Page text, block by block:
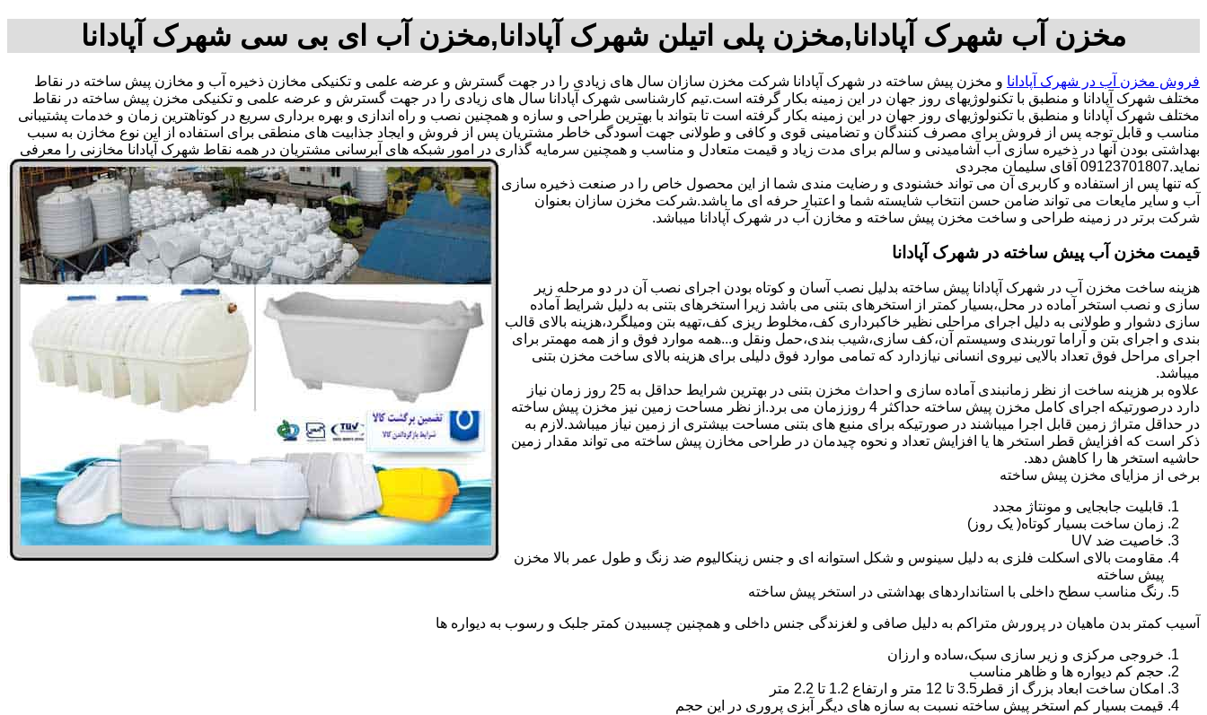
مخزن آب شهرک آپادانا,مخزن پلی اتیلن شهرک آپادانا,مخزن آب ای بی سی شهرک آپادانا
فروش مخزن آب در شهرک آپادانا و مخزن پیش ساخته در شهرک آپادانا شرکت مخزن سازان سال های زیادی را در جهت گسترش و عرضه علمی و تکنیکی مخازن ذخیره آب و مخازن پیش ساخته در نقاط
مختلف شهرک آپادانا و منطبق با تکنولوژیهای روز جهان در این زمینه بکار گرفته است.تیم کارشناسی شهرک آپادانا سال های زیادی را در جهت گسترش و عرضه علمی و تکنیکی مخزن پیش ساخته در نقاط
مختلف شهرک آپادانا و منطبق با تکنولوژیهای روز جهان در این زمینه بکار گرفته است تا بتواند با بهترین طراحی و سازه و همچنین نصب و راه اندازی و بهره برداری سریع در کوتاهترین زمان و خدمات پشتیبانی
مناسب و قابل توجه پس از فروش برای مصرف کنندگان و تضامینی قوی و کافی و طولانی جهت آسودگی خاطر مشتریان پس از فروش و ایجاد جذابیت های منطقی برای استفاده از این نوع مخازن به سبب
بهداشتی بودن آنها در ذخیره سازی آب آشامیدنی و سالم برای مدت زیاد و قیمت متعادل و مناسب و همچنین سرمایه گذاری در امور شبکه های آبرسانی مشتریان در همه نقاط شهرک آپادانا مخازنی را معرفی
نماید.09123701807 آقای سلیمان مجردی
که تنها پس از استفاده و کاربری آن می تواند خشنودی و رضایت مندی شما از این محصول خاص را در صنعت ذخیره سازی
آب و سایر مایعات می تواند ضامن حسن انتخاب شایسته شما و اعتبار حرفه ای ما باشد.شرکت مخزن سازان بعنوان
شرکت برتر در زمینه طراحی و ساخت مخزن پیش ساخته و مخازن آب در شهرک آپادانا میباشد.
قیمت مخزن آب پیش ساخته در شهرک آپادانا
هزینه ساخت مخزن آب در شهرک آپادانا پیش ساخته بدلیل نصب آسان و کوتاه بودن اجرای نصب آن در دو مرحله زیر
سازی و نصب استخر آماده در محل،بسیار کمتر از استخرهای بتنی می باشد زیرا استخرهای بتنی به دلیل شرایط آماده
سازی دشوار و طولانی به دلیل اجرای مراحلی نظیر خاکبرداری کف،مخلوط ریزی کف،تهیه بتن ومیلگرد،هزینه بالای قالب
بندی و اجرای بتن و آراما توربندی وسیستم آن،کف سازی،شیب بندی،حمل ونقل و...همه موارد فوق و از همه مهمتر برای
اجرای مراحل فوق تعداد بالایی نیروی انسانی نیازدارد که تمامی موارد فوق دلیلی برای هزینه بالای ساخت مخزن بتنی
میباشد.
علاوه بر هزینه ساخت از نظر زمانبندی آماده سازی و احداث مخزن بتنی در بهترین شرایط حداقل به 25 روز زمان نیاز
دارد درصورتیکه اجرای کامل مخزن پیش ساخته حداکثر 4 روززمان می برد.از نظر مساحت زمین نیز مخزن پیش ساخته
در حداقل متراژ زمین قابل اجرا میباشند در صورتیکه برای منبع های بتنی مساحت بیشتری از زمین نیاز میباشد.لازم به
ذکر است که افزایش قطر استخر ها یا افزایش تعداد و نحوه چیدمان در طراحی مخازن پیش ساخته می تواند مقدار زمین
حاشیه استخر ها را کاهش دهد.
برخی از مزایای مخزن پیش ساخته
قابلیت جابجایی و مونتاژ مجدد
زمان ساخت بسیار کوتاه( یک روز)
خاصیت ضد UV
مقاومت بالای اسکلت فلزی به دلیل سینوس و شکل استوانه ای و جنس زینکالیوم ضد زنگ و طول عمر بالا مخزن
پیش ساخته
رنگ مناسب سطح داخلی با استانداردهای بهداشتی در استخر پیش ساخته
آسیب کمتر بدن ماهیان در پرورش متراکم به دلیل صافی و لغزندگی جنس داخلی و همچنین چسبیدن کمتر جلبک و رسوب به دیواره ها
خروجی مرکزی و زیر سازی سبک،ساده و ارزان
حجم کم دیواره ها و ظاهر مناسب
امکان ساخت ابعاد بزرگ از قطر3.5 تا 12 متر و ارتفاع 1.2 تا 2.2 متر
قیمت بسیار کم استخر پیش ساخته نسبت به سازه های دیگر آبزی پروری در این حجم